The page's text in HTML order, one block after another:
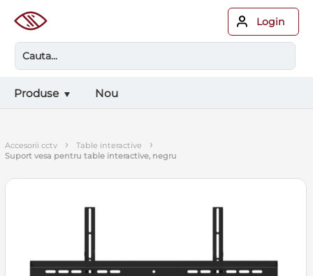
Login
Produse Nou
accesorii cctv › table interactive ›
suport vesa pentru table interactive, negru